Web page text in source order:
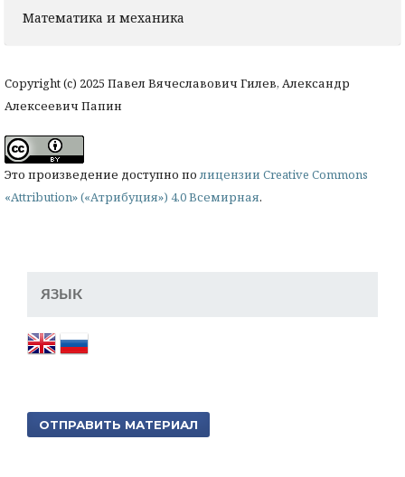
Математика и механика
Copyright (c) 2025 Павел Вячеславович Гилев, Александр
Алексеевич Папин
Это произведение доступно полицензии Creative Commons
«Attribution» («Атрибуция») 4.0 Всемирная.
ЯЗЫК
ОТПРАВИТЬ МАТЕРИАЛ